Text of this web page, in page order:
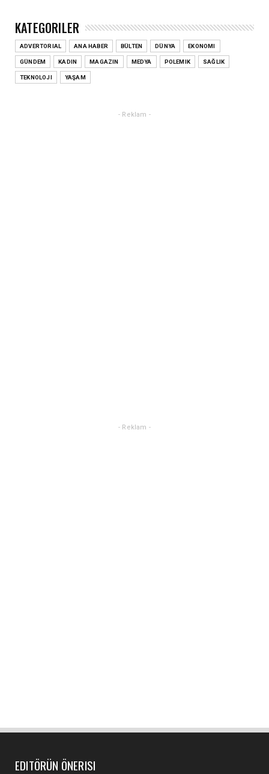
Areda Survey araştırdı: AHBAP sonrası bağış
haritası değişti
July 30, 2026
July 29, 2026
KATEGORILER
ADVERTORIAL ANA HABER BÜLTEN DÜNYA EKONOMI
GÜNDEM KADIN MAGAZIN MEDYA POLEMIK SAĞLIK
TEKNOLOJI YAŞAM
- Reklam -
- Reklam -
EDITÖRÜN ÖNERISI